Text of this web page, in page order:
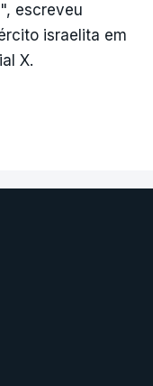
escreveu
israelita em
X.